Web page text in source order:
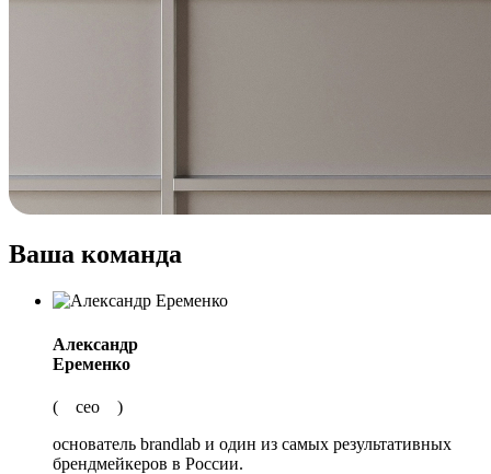
Ваша команда
Александр
Еременко
( сео )
основатель brandlab и один из самых результативных
брендмейкеров в России.